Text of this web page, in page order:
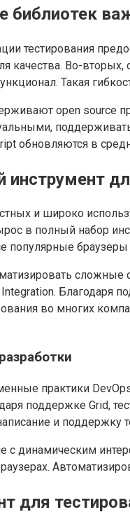
тестирования
качества. Во-
Такая
open source
обновляются в
инструмент
и широко
в полный набор
популярные
сложные
Благодаря
во многих
практики
поддержке Grid,
и поддержку
с динамическим
для